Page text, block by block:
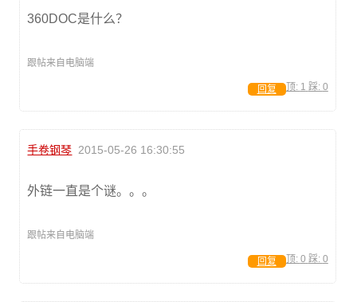
360DOC是什么？
跟帖来自电脑端
顶: 1 踩: 0
回复
手卷钢琴 2015-05-26 16:30:55
外链一直是个谜。。。
跟帖来自电脑端
顶: 0 踩: 0
回复